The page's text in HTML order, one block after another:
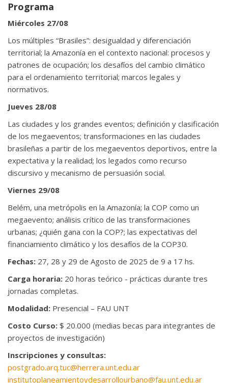
Programa
Miércoles 27/08
Los múltiples “Brasiles”: desigualdad y diferenciación
territorial; la Amazonía en el contexto nacional: procesos y
patrones de ocupación; los desafíos del cambio climático
para el ordenamiento territorial; marcos legales y
normativos.
Jueves 28/08
Las ciudades y los grandes eventos; definición y clasificación
de los megaeventos; transformaciones en las ciudades
brasileñas a partir de los megaeventos deportivos, entre la
expectativa y la realidad; los legados como recurso
discursivo y mecanismo de persuasión social.
Viernes 29/08
Belém, una metrópolis en la Amazonía; la COP como un
megaevento; análisis crítico de las transformaciones
urbanas; ¿quién gana con la COP?; las expectativas del
financiamiento climático y los desafíos de la COP30.
Fechas: 27, 28 y 29 de Agosto de 2025 de 9 a 17 hs.
Carga horaria: 20 horas teórico - prácticas durante tres
jornadas completas.
Modalidad: Presencial – FAU UNT
Costo Curso: $ 20.000 (medias becas para integrantes de
proyectos de investigación)
Inscripciones y consultas:
postgrado.arq.tuc@herrera.unt.edu.ar
institutoplaneamientoydesarrollourbano@fau.unt.edu.ar